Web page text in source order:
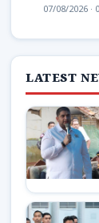
07/08/2026
LATEST